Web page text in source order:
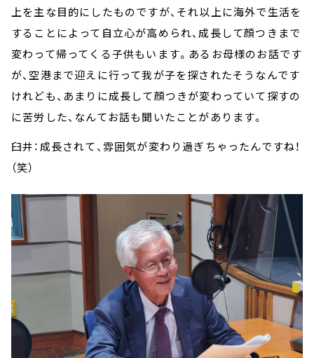
上を主な目的にしたものですが、それ以上に海外で生活を
することによって自立心が高められ、成長して顔つきまで
変わって帰ってくる子供もいます。あるお母様のお話です
が、空港まで迎えに行って我が子を探されたそうなんです
けれども、あまりに成長して顔つきが変わっていて探すの
に苦労した、なんてお話も聞いたことがあります。
臼井：成長されて、雰囲気が変わり過ぎちゃったんですね！
（笑）